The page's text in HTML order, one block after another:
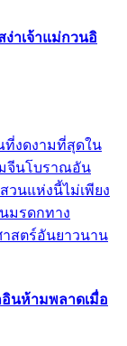
ง่าเจ้าแม่กวนอิ
งดงามที่สุดใน
มจีนโบราณอัน
วนแห่งนี้ไม่เพียง
มรดกทาง
สตร์อันยาวนาน
อินห้ามพลาดเมื่อ